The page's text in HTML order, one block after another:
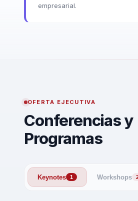
empresarial.
OFERTA EJECUTIVA
Conferencias y
Programas
Keynotes 1 Workshops